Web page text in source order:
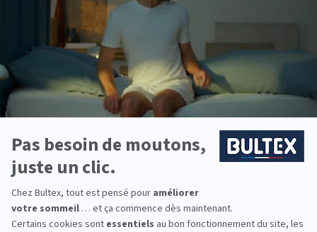
Pour les parents des 5-7 ans et, même, un peu plus
La promesse ?Des belles histoires courtes, racontées par de